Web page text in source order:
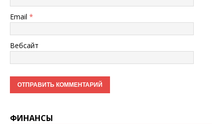
Email *
Вебсайт
ФИНАНСЫ